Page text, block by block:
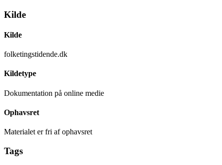
Kilde
Kilde
folketingstidende.dk
Kildetype
Dokumentation på online medie
Ophavsret
Materialet er fri af ophavsret
Tags